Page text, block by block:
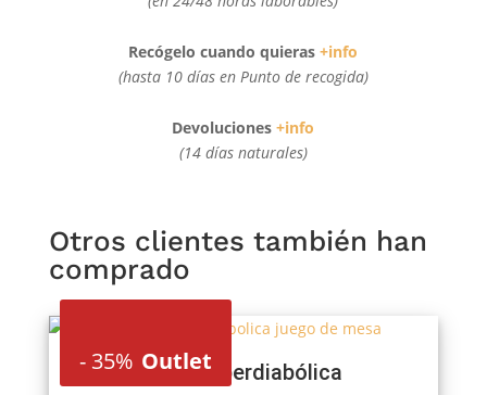
Recógelo cuando quieras+info
(hasta 10 días en Punto de recogida)
Devoluciones+info
(14 días naturales)
Otros clientes también han
comprado
-35% Outlet
Torre Ciberdiabólica